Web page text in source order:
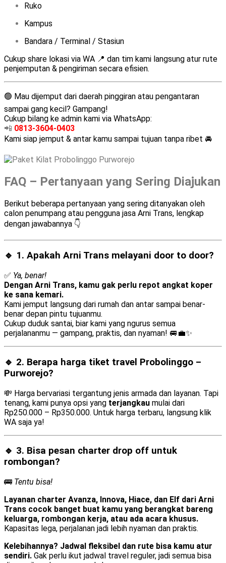
Ruko
Kampus
Bandara / Terminal / Stasiun
Cukup share lokasi via WA 📍 dan tim kami langsung atur rute
penjemputan & pengiriman secara efisien.
🟢 Mau dijemput dari daerah pinggiran atau pengantaran
sampai gang kecil? Gampang!
Cukup bilang ke admin kami via WhatsApp:
📲 0813-3604-0403
Kami siap jemput & antar kamu sampai tujuan tanpa ribet 🚘
FAQ – Pertanyaan yang Sering Diajukan
Berikut beberapa pertanyaan yang sering ditanyakan oleh
calon penumpang atau pengguna jasa Arni Trans, lengkap
dengan jawabannya 👇
🔹 1. Apakah Arni Trans melayani door to door?
✅ Ya, benar!
Dengan Arni Trans, kamu gak perlu repot angkat koper
ke sana kemari.
Kami jemput langsung dari rumah dan antar sampai benar-
benar depan pintu tujuanmu.
Cukup duduk santai, biar kami yang ngurus semua
perjalananmu — gampang, praktis, dan nyaman! 🚐💼✨
🔹 2. Berapa harga tiket travel Probolinggo –
Purworejo?
💸 Harga bervariasi tergantung jenis armada dan layanan. Tapi
tenang, kami punya opsi yang terjangkau mulai dari
Rp250.000 – Rp350.000. Untuk harga terbaru, langsung klik
WA saja ya!
🔹 3. Bisa pesan charter drop off untuk
rombongan?
🚌 Tentu bisa!
Layanan charter Avanza, Innova, Hiace, dan Elf dari Arni
Trans cocok banget buat kamu yang berangkat bareng
keluarga, rombongan kerja, atau ada acara khusus.
Kapasitas lega, perjalanan jadi lebih nyaman dan praktis.
Kelebihannya? Jadwal fleksibel dan rute bisa kamu atur
sendiri. Gak perlu ikut jadwal travel reguler, jadi semua bisa